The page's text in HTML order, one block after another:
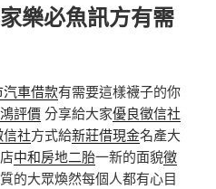
樂必魚訊方有需
汽車借款有需要這樣襪子的你
評價分享給大家優良徵信社
社方式給新莊借現金名產大
中和房地二胎一新的面貌徵
的大眾煥然每個人都有心目